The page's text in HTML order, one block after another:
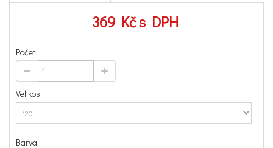
369 Kčs DPH
Počet
Velikost
Barva